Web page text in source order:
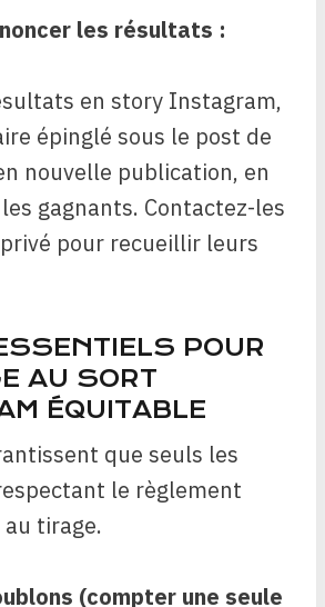
les résultats :
en story Instagram,
épinglé sous le post de
nouvelle publication, en
gagnants. Contactez-les
pour recueillir leurs
POUR
AU SORT
ÉQUITABLE
que seuls les
le règlement
tirage.
(compter une seule